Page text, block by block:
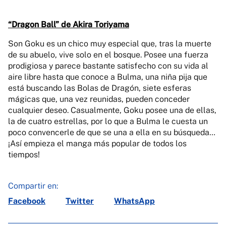
“Dragon Ball” de Akira Toriyama
Son Goku es un chico muy especial que, tras la muerte
de su abuelo, vive solo en el bosque. Posee una fuerza
prodigiosa y parece bastante satisfecho con su vida al
aire libre hasta que conoce a Bulma, una niña pija que
está buscando las Bolas de Dragón, siete esferas
mágicas que, una vez reunidas, pueden conceder
cualquier deseo. Casualmente, Goku posee una de ellas,
la de cuatro estrellas, por lo que a Bulma le cuesta un
poco convencerle de que se una a ella en su búsqueda…
¡Así empieza el manga más popular de todos los
tiempos!
Compartir en:
Facebook
Twitter WhatsApp